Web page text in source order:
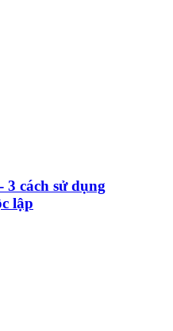
cách sử dụng
lập